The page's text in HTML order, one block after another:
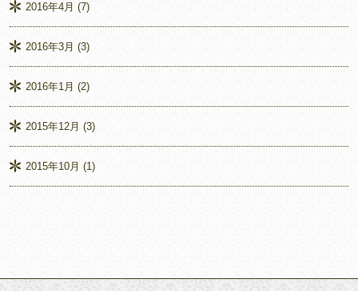
2016年4月 (7)
2016年3月 (3)
2016年1月 (2)
2015年12月 (3)
2015年10月 (1)